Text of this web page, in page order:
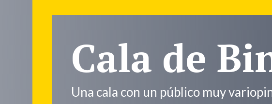
Cala de
Una cala con un público muy